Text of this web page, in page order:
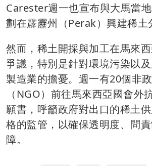
Carester週一也宣布與大馬當
劃在霹靂州（Perak）興建稀土
然而，稀土開採與加工在馬來
爭議，特別是針對環境污染以
製造業的擔憂。週一有20個非
（NGO）前往馬來西亞國會外
願書，呼籲政府對出口的稀土
格的監管，以確保透明度、問
障。